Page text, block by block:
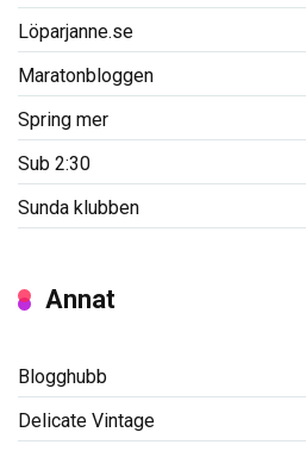
Löparjanne.se
Maratonbloggen
Spring mer
Sub 2:30
Sunda klubben
Annat
Blogghubb
Delicate Vintage